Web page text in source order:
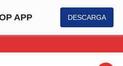
APP DESCARGA